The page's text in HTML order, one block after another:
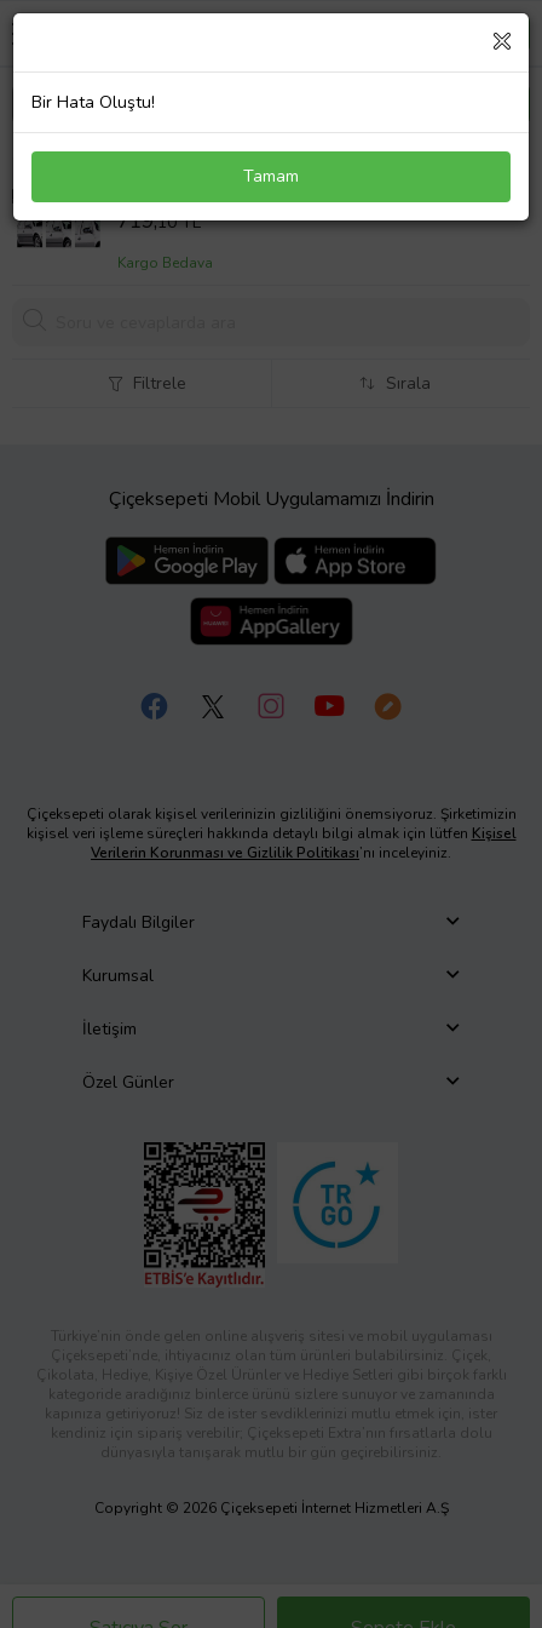
Vw Golf 4 Batman Yarasa Ayna Kapağı Piano Black
1997 1998 1999 2000 2001 2002 2003
Sepet Fiyatı
719,10 TL
Kargo Bedava
Filtrele Sırala
Çiçeksepeti Mobil Uygulamamızı İndirin
Çiçeksepeti olarak kişisel verilerinizin gizliliğini önemsiyoruz. Şirketimizin
kişisel veri işleme süreçleri hakkında detaylı bilgi almak için lütfen Kişisel
Verilerin Korunması ve Gizlilik Politikası’nı inceleyiniz.
Faydalı Bilgiler
Kurumsal
İletişim
Özel Günler
Türkiye’nin önde gelen online alışveriş sitesi ve mobil uygulaması
Çiçeksepeti’nde, ihtiyacınız olan tüm ürünleri bulabilirsiniz. Çiçek,
Çikolata, Hediye, Kişiye Özel Ürünler ve Hediye Setleri gibi birçok farklı
kategoride aradığınız binlerce ürünü sizlere sunuyor ve zamanında
kapınıza getiriyoruz! Siz de ister sevdiklerinizi mutlu etmek için, ister
kendiniz için sipariş verebilir; Çiçeksepeti Extra’nın fırsatlarla dolu
dünyasıyla tanışarak mutlu bir gün geçirebilirsiniz.
Copyright © 2026 Çiçeksepeti İnternet Hizmetleri A.Ş
Bir Hata Oluştu!
Tamam